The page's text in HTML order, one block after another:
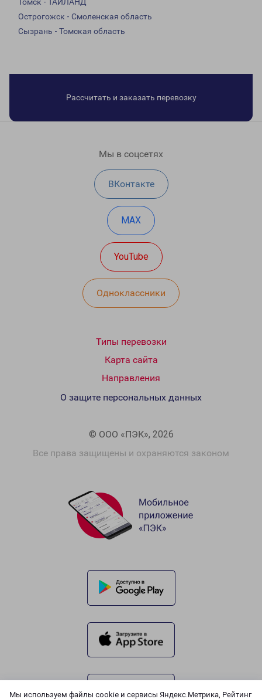
Мы используем файлы cookie и сервисы Яндекс.Метрика, Рейтинг
Томск - ТАИЛАНД
Острогожск - Смоленская область
Сызрань - Томская область
Рассчитать и заказать перевозку
Мы в соцсетях
ВКонтакте
MAX
YouTube
Одноклассники
Типы перевозки
Карта сайта
Направления
© ООО «ПЭК», 2026
Все права защищены и охраняются законом
О защите персональных данных